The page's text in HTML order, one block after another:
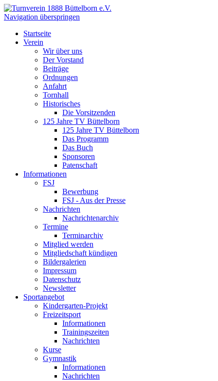
Navigation überspringen
Startseite
Verein
Wir über uns
Der Vorstand
Beiträge
Ordnungen
Anfahrt
Tornhall
Historisches
Die Vorsitzenden
125 Jahre TV Büttelborn
125 Jahre TV Büttelborn
Das Programm
Das Buch
Sponsoren
Patenschaft
Informationen
FSJ
Bewerbung
FSJ - Aus der Presse
Nachrichten
Nachrichtenarchiv
Termine
Terminarchiv
Mitglied werden
Mitgliedschaft kündigen
Bildergalerien
Impressum
Datenschutz
Newsletter
Sportangebot
Kindergarten-Projekt
Freizeitsport
Informationen
Trainingszeiten
Nachrichten
Kurse
Gymnastik
Informationen
Nachrichten